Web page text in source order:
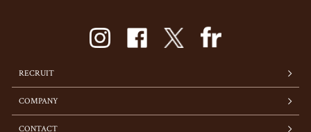
RECRUIT
COMPANY
CONTACT